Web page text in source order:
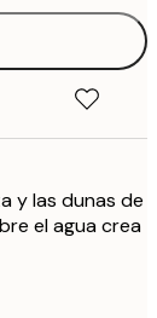
y las dunas de
el agua crea